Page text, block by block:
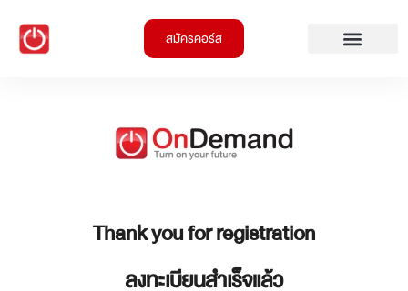
สมัครคอร์ส
Thank you for registration
ลงทะเบียนสำเร็จแล้ว